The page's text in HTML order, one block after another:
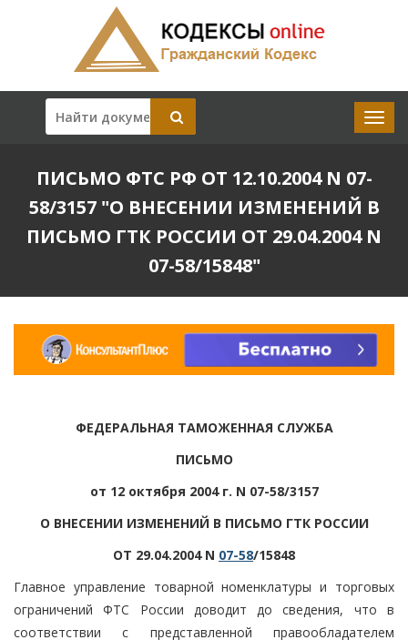
ПИСЬМО ФТС РФ ОТ 12.10.2004 N 07-
58/3157 "О ВНЕСЕНИИ ИЗМЕНЕНИЙ В
ПИСЬМО ГТК РОССИИ ОТ 29.04.2004 N
07-58/15848"
ФЕДЕРАЛЬНАЯ ТАМОЖЕННАЯ СЛУЖБА
ПИСЬМО
от 12 октября 2004 г. N 07-58/3157
О ВНЕСЕНИИ ИЗМЕНЕНИЙ В ПИСЬМО ГТК РОССИИ
ОТ 29.04.2004 N 07-58/15848
Главное управление товарной номенклатуры и торговых
ограничений ФТС России доводит до сведения, что в
соответствии с представленной правообладателем